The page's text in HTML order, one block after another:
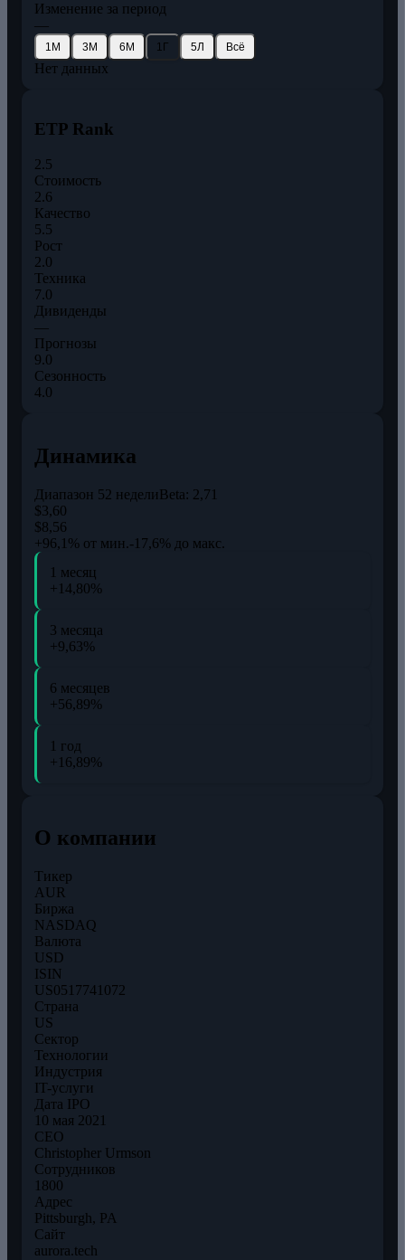
Изменение за период
—
1М 3М 6М 1Г 5Л Всё
Нет данных
ETP Rank
2.5
Стоимость
2.6
Качество
5.5
Рост
2.0
Техника
7.0
Дивиденды
—
Прогнозы
9.0
Сезонность
4.0
Динамика
Диапазон 52 неделиBeta: 2,71
$3,60
$8,56
+96,1% от мин.-17,6% до макс.
1 месяц
+14,80%
3 месяца
+9,63%
6 месяцев
+56,89%
1 год
+16,89%
О компании
Тикер
AUR
Биржа
NASDAQ
Валюта
USD
ISIN
US0517741072
Страна
US
Сектор
Технологии
Индустрия
IT-услуги
Дата IPO
10 мая 2021
CEO
Christopher Urmson
Сотрудников
1800
Адрес
Pittsburgh, PA
Сайт
aurora.tech